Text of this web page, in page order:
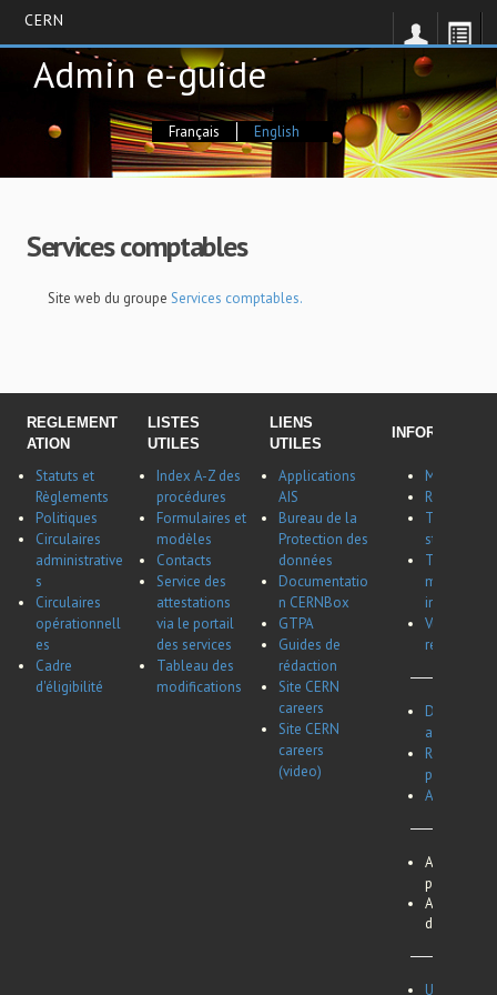
CERN
Admin e-guide
Français English
Services comptables
Site web du groupeServices comptables.
REGLEMENT
ATION
LISTES
UTILES
LIENS
UTILES
Statuts et
Règlements
Politiques
Circulaires
administrative
s
Circulaires
opérationnell
es
Cadre
d'éligibilité
Index A-Z des
procédures
Formulaires et
modèles
Contacts
Service des
attestations
via le portail
des services
Tableau des
modifications
Applications
AIS
Bureau de la
Protection des
données
Documentatio
n CERNBox
GTPA
Guides de
rédaction
Site CERN
careers
Site CERN
careers
(video)
Membres
Tableau
stagiaires,
Tableau
maladie et
invalidité
Vue
Dates des
associés
pour les
Aperçu du
Avis de
personnel
Avis de
Utilisation